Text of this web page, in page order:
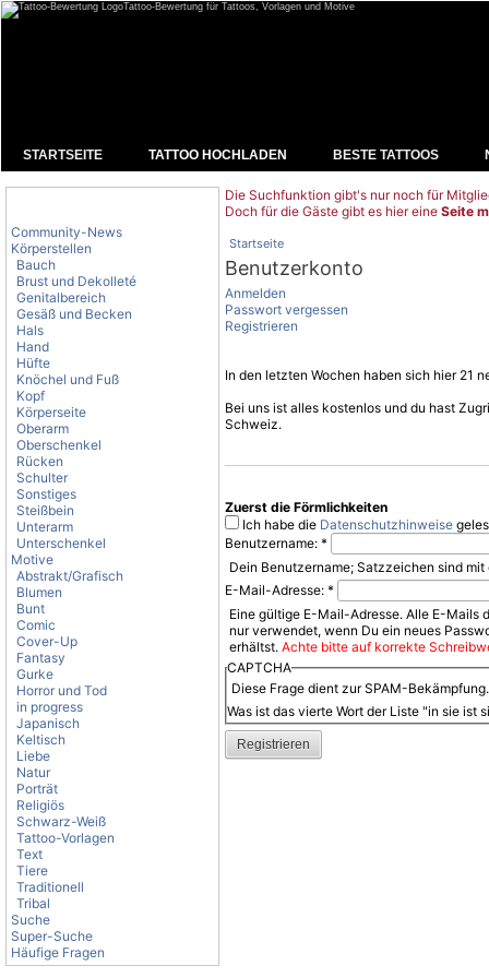
Tattoo-Bewertung für Tattoos, Vorlagen und Motive
STARTSEITE TATTOO HOCHLADEN BESTE TATTOOS
Community-News
Körperstellen
Bauch
Brust und Dekolleté
Genitalbereich
Gesäß und Becken
Hals
Hand
Hüfte
Knöchel und Fuß
Kopf
Körperseite
Oberarm
Oberschenkel
Rücken
Schulter
Sonstiges
Steißbein
Unterarm
Unterschenkel
Motive
Abstrakt/Grafisch
Blumen
Bunt
Comic
Cover-Up
Fantasy
Gurke
Horror und Tod
in progress
Japanisch
Keltisch
Liebe
Natur
Porträt
Religiös
Schwarz-Weiß
Tattoo-Vorlagen
Text
Tiere
Traditionell
Tribal
Suche
Super-Suche
Häufige Fragen
Die Suchfunktion gibt's nur noch für
Doch für die Gäste gibt es hier eine Seite
Startseite
Benutzerkonto
Anmelden
Passwort vergessen
Registrieren
In den letzten Wochen haben sich hier 21
Bei uns ist alles kostenlos und du hast
Schweiz.
Zuerst die Förmlichkeiten
Ich habe die Datenschutzhinweise
Benutzername: *
Dein Benutzername; Satzzeichen sind
E-Mail-Adresse: *
Eine gültige E-Mail-Adresse. Alle E-Mails
nur verwendet, wenn Du ein neues
erhältst. Achte bitte auf korrekte
CAPTCHA
Diese Frage dient zur SPAM-
Was ist das vierte Wort der Liste "in sie ist